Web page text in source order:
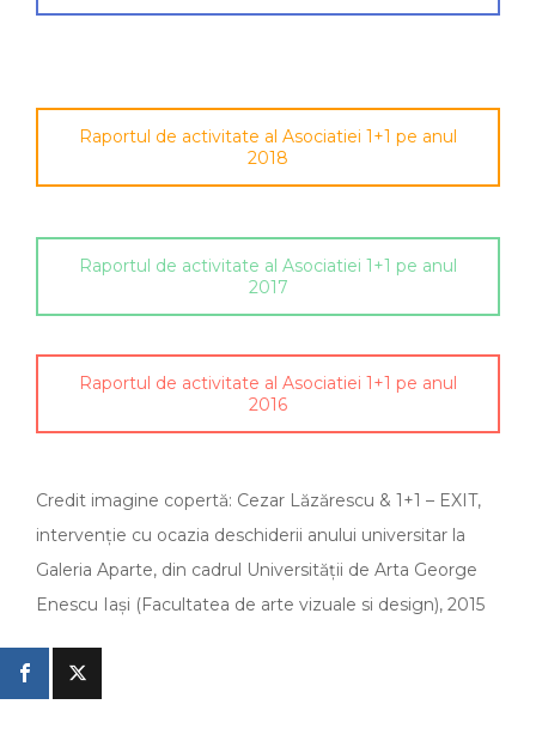
Raportul de activitate al Asociatiei 1+1 pe anul
2018
Raportul de activitate al Asociatiei 1+1 pe anul
2017
Raportul de activitate al Asociatiei 1+1 pe anul
2016
Credit imagine copertă: Cezar Lăzărescu & 1+1 – EXIT,
intervenție cu ocazia deschiderii anului universitar la
Galeria Aparte, din cadrul Universității de Arta George
Enescu Iași (Facultatea de arte vizuale si design), 2015